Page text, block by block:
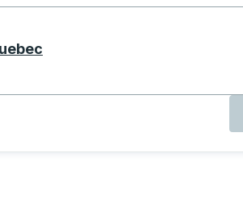
beginning with Q